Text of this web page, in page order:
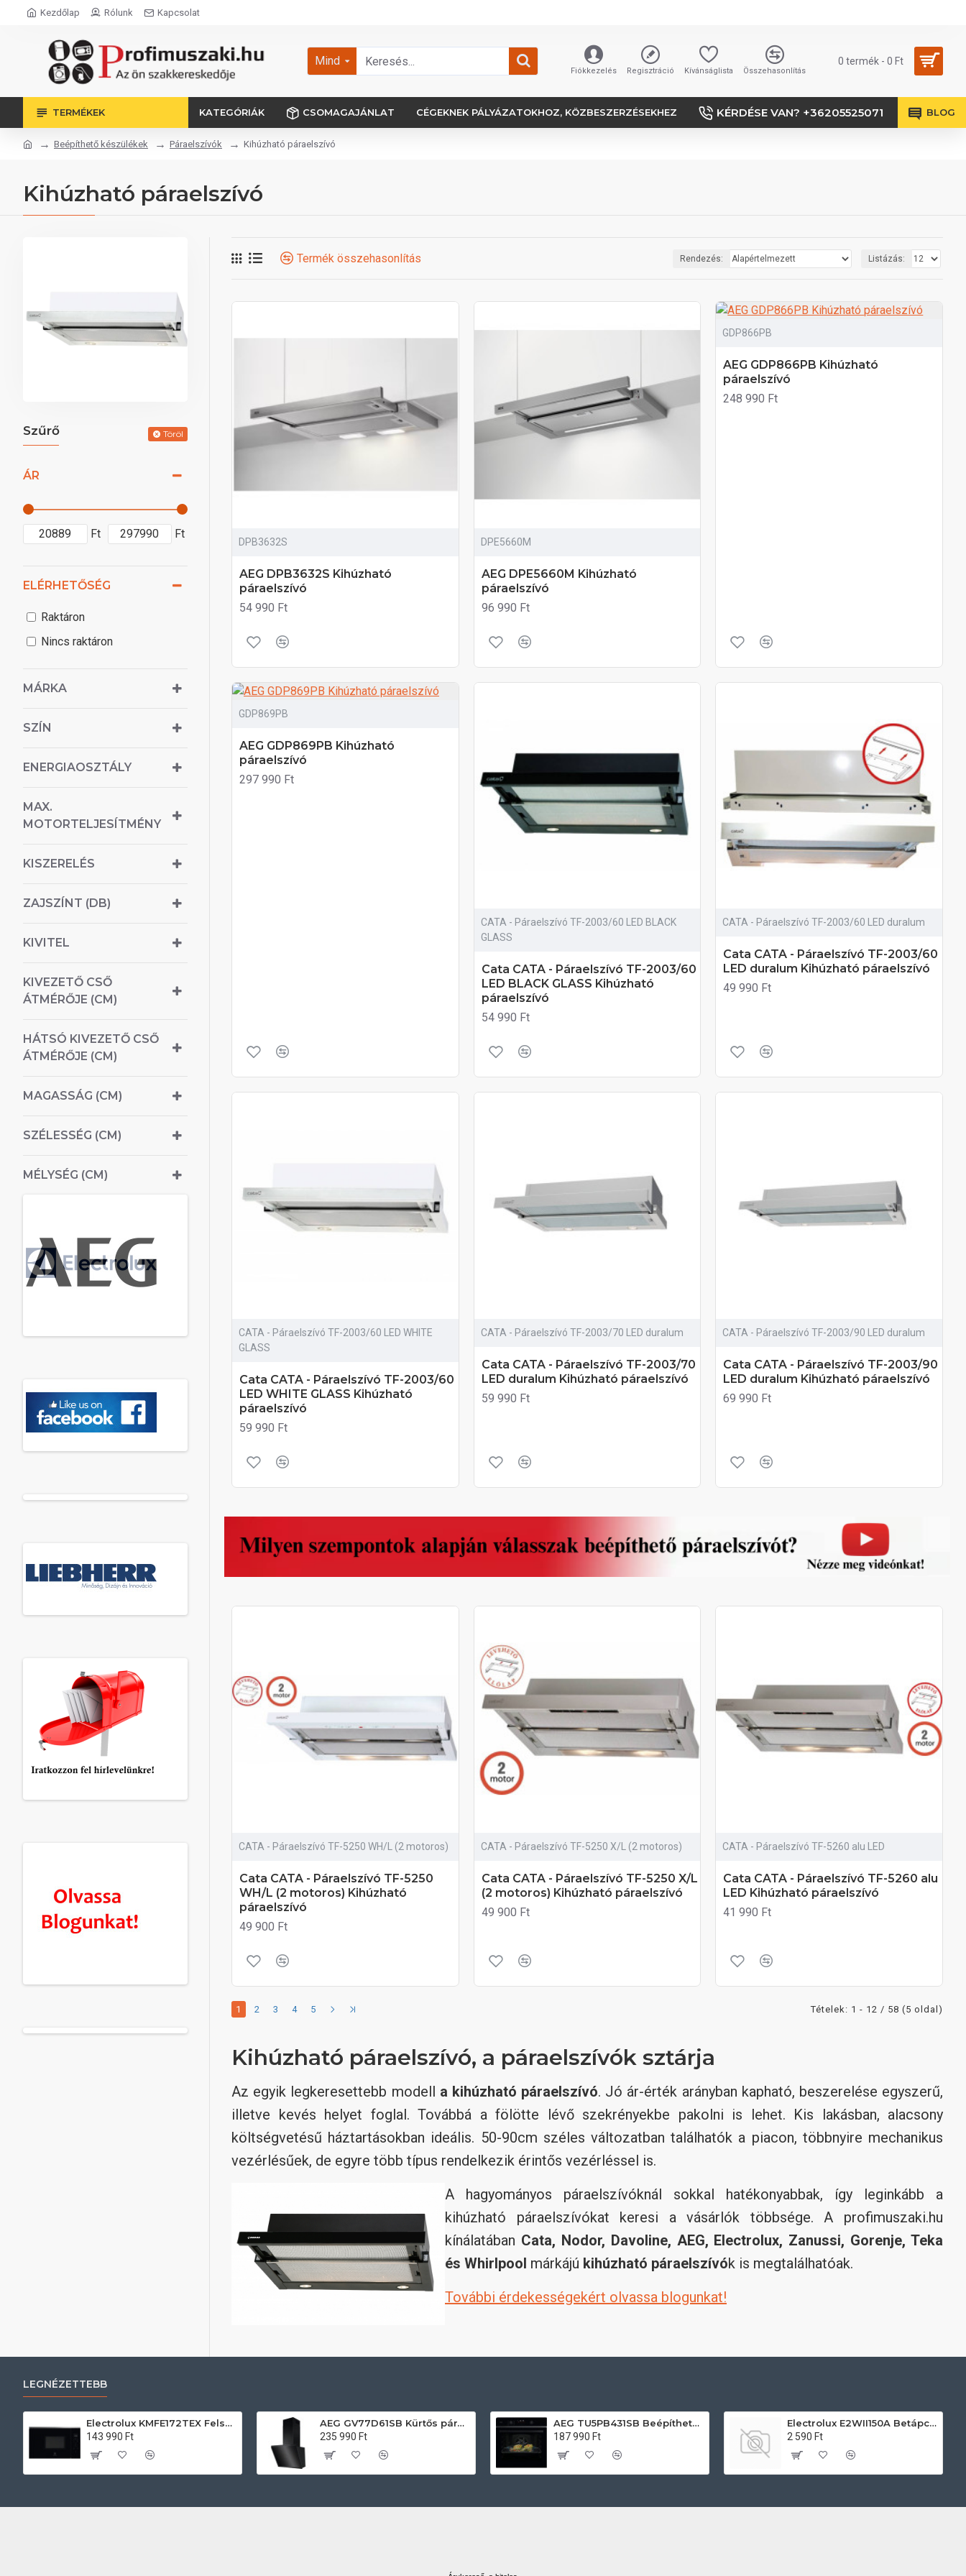
Kezdőlap Rólunk Kapcsolat
Mind
Fiókkezelés Regisztráció Kívánságlista Összehasonlítás
0 termék - 0 Ft
TERMÉKEK KATEGÓRIÁK CSOMAGAJÁNLAT CÉGEKNEK PÁLYÁZATOKHOZ, KÖZBESZERZÉSEKHEZ KÉRDÉSE VAN? +36205525071 BLOG
Beépíthető készülékek Páraelszívók Kihúzható páraelszívó
Kihúzható páraelszívó
Szűrő Töröl
ÁR
Ft Ft
MÁRKA
ENERGIAOSZTÁLY
SZÍN
MAX.
MOTORTELJESÍTMÉNY
KISZERELÉS
ZAJSZÍNT (DB)
KIVITEL
KIVEZETŐ CSŐ
ÁTMÉRŐJE (CM)
HÁTSÓ KIVEZETŐ CSŐ
ÁTMÉRŐJE (CM)
MAGASSÁG (CM)
SZÉLESSÉG (CM)
MÉLYSÉG (CM)
ELÉRHETŐSÉG
Raktáron
Nincs raktáron
Termék összehasonlítás Rendezés: Listázás:
DPB3632S
AEG DPB3632S Kihúzható
páraelszívó
54 990 Ft
DPE5660M
AEG DPE5660M Kihúzható
páraelszívó
96 990 Ft
GDP866PB
AEG GDP866PB Kihúzható
páraelszívó
248 990 Ft
GDP869PB
AEG GDP869PB Kihúzható
páraelszívó
297 990 Ft
CATA - Páraelszívó TF-2003/60 LED BLACK
GLASS
Cata CATA - Páraelszívó TF-2003/60
LED BLACK GLASS Kihúzható
páraelszívó
54 990 Ft
CATA - Páraelszívó TF-2003/60 LED duralum
Cata CATA - Páraelszívó TF-2003/60
LED duralum Kihúzható páraelszívó
49 990 Ft
CATA - Páraelszívó TF-2003/60 LED WHITE
GLASS
Cata CATA - Páraelszívó TF-2003/60
LED WHITE GLASS Kihúzható
páraelszívó
59 990 Ft
CATA - Páraelszívó TF-2003/70 LED duralum
Cata CATA - Páraelszívó TF-2003/70
LED duralum Kihúzható páraelszívó
59 990 Ft
CATA - Páraelszívó TF-2003/90 LED duralum
Cata CATA - Páraelszívó TF-2003/90
LED duralum Kihúzható páraelszívó
69 990 Ft
CATA - Páraelszívó TF-5250 WH/L (2 motoros)
Cata CATA - Páraelszívó TF-5250
WH/L (2 motoros) Kihúzható
páraelszívó
49 900 Ft
CATA - Páraelszívó TF-5250 X/L (2 motoros)
Cata CATA - Páraelszívó TF-5250 X/L
(2 motoros) Kihúzható páraelszívó
49 900 Ft
CATA - Páraelszívó TF-5260 alu LED
Cata CATA - Páraelszívó TF-5260 alu
LED Kihúzható páraelszívó
41 990 Ft
1 2 3 4 5 Tételek: 1 - 12 / 58 (5 oldal)
Kihúzható páraelszívó, a páraelszívók sztárja
Az egyik legkeresettebb modell a kihúzható páraelszívó. Jó ár-érték arányban kapható, beszerelése egyszerű,
illetve kevés helyet foglal. Továbbá a fölötte lévő szekrényekbe pakolni is lehet. Kis lakásban, alacsony
költségvetésű háztartásokban ideális. 50-90cm széles változatban találhatók a piacon, többnyire mechanikus
vezérlésűek, de egyre több típus rendelkezik érintős vezérléssel is.
A hagyományos páraelszívóknál sokkal hatékonyabbak, így leginkább a
kihúzható páraelszívókat keresi a vásárlók többsége. A profimuszaki.hu
kínálatában Cata, Nodor, Davoline, AEG, Electrolux, Zanussi, Gorenje, Teka
és Whirlpool márkájú kihúzható páraelszívók is megtalálhatóak.
További érdekességekért olvassa blogunkat!
LEGNÉZETTEBB
Electrolux KMFE172TEX Felsőszekrénybe építhető mikrohullámú sütő
143 990 Ft
AEG GV77D61SB Kürtős páraelszívó
235 990 Ft
AEG TU5PB431SB Beépíthető villany sütő
187 990 Ft
Electrolux E2WII150A Betápcső mosógéphez és mosogatógéphez
2 590 Ft